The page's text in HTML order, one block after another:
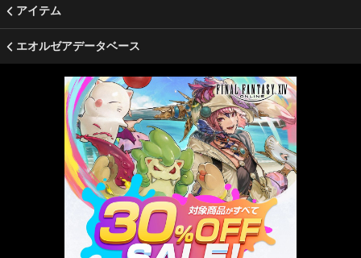
アイテム
エオルゼアデータベース